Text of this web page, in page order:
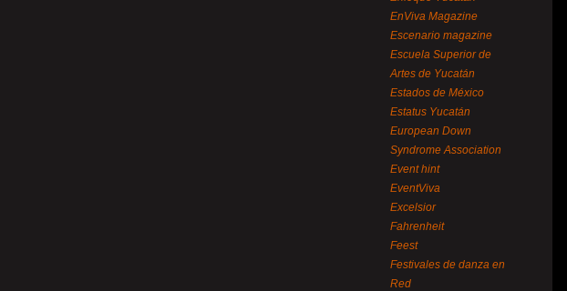
EnViva Magazine
Escenario magazine
Escuela Superior de
Artes de Yucatán
Estados de México
Estatus Yucatán
European Down
Syndrome Association
Event hint
EventViva
Excelsior
Fahrenheit
Feest
Festivales de danza en
Red